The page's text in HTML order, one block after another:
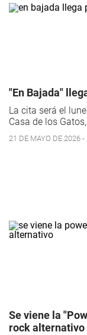
"En Bajada"
La cita será el
Casa de los
21 DE MAYO DE 2026 -
Se viene la
rock alternativo